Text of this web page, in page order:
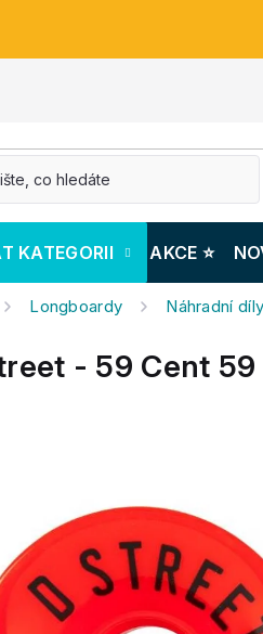
KATEGORII AKCE ⭐️
Longboardy Náhradní
- 59 Cent 59